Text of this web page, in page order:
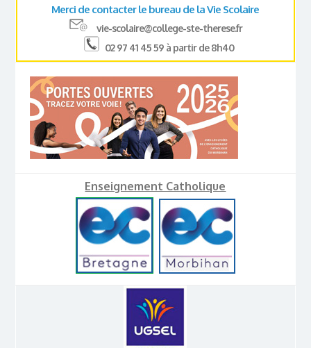
Merci de contacter le bureau de la Vie Scolaire
vie-scolaire@college-ste-therese.fr
02 97 41 45 59 à partir de 8h40
Enseignement Catholique